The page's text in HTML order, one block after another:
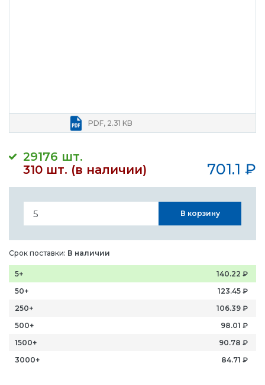
29176 шт.
310 шт. (в наличии)
701.1 ₽
PDF, 2.31 KB
В корзину
Срок поставки: В наличии
5+ 140.22 ₽
50+
123.45 ₽
250+
106.39 ₽
500+
98.01 ₽
1500+
90.78 ₽
3000+
84.71 ₽